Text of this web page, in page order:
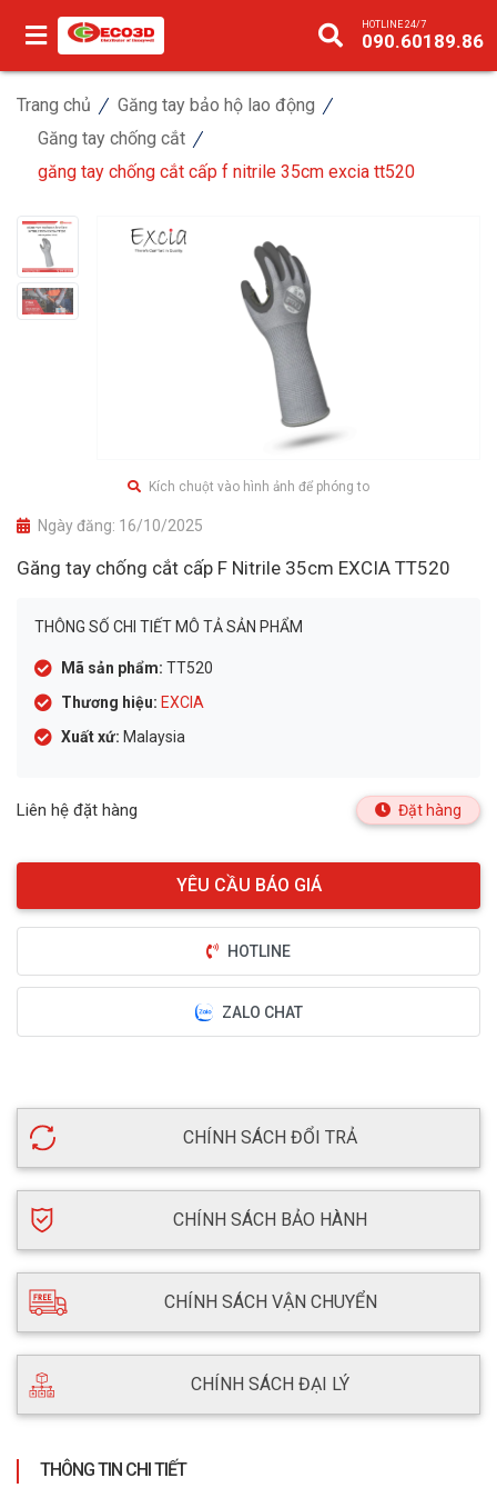
HOTLINE 24/7
090.60189.86
Trang chủ
Găng tay bảo hộ lao động
Găng tay chống cắt
găng tay chống cắt cấp f nitrile 35cm excia tt520
Kích chuột vào hình ảnh để phóng to
Ngày đăng: 16/10/2025
Găng tay chống cắt cấp F Nitrile 35cm EXCIA TT520
THÔNG SỐ CHI TIẾT MÔ TẢ SẢN PHẨM
Mã sản phẩm: TT520
Thương hiệu: EXCIA
Xuất xứ: Malaysia
Liên hệ đặt hàng Đặt hàng
HOTLINE
ZALO CHAT
CHÍNH SÁCH ĐỔI TRẢ
CHÍNH SÁCH BẢO HÀNH
CHÍNH SÁCH VẬN CHUYỂN
CHÍNH SÁCH ĐẠI LÝ
THÔNG TIN CHI TIẾT